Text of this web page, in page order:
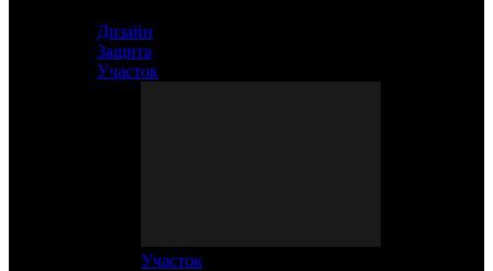
Дизайн
Защита
Участок
Участок